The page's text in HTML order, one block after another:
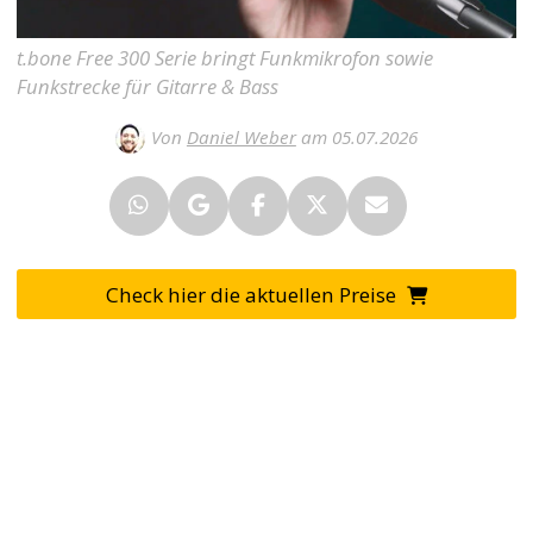
t.bone Free 300 Serie bringt Funkmikrofon sowie
Funkstrecke für Gitarre & Bass
Von Daniel Weber am 05.07.2026
Check hier die aktuellen Preise